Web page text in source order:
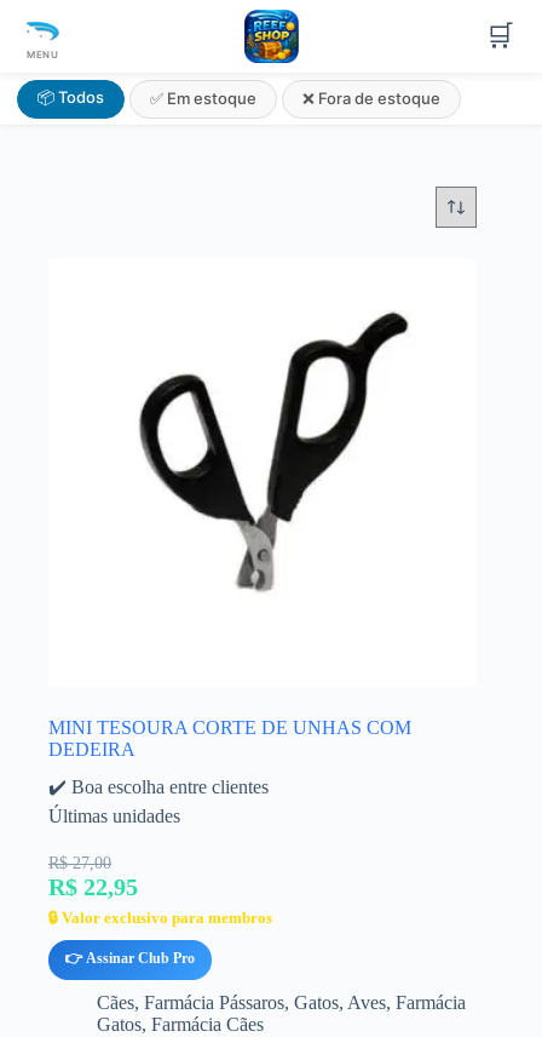
MENU
🛒
📦 Todos ✅ Em estoque ❌ Fora de estoque
MINI TESOURA CORTE DE UNHAS COM
DEDEIRA
✔️ Boa escolha entre clientes
Últimas unidades
R$ 27,00
R$ 22,95
🔒 Valor exclusivo para membros
👉 Assinar Club Pro
Cães, Farmácia Pássaros, Gatos, Aves, Farmácia
Gatos, Farmácia Cães